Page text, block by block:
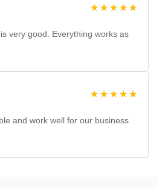
★★★★★
★★★★★
very good. Everything works as
★★★★★
★★★★★
and work well for our business